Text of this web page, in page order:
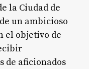
la Ciudad de
un ambicioso
el objetivo de
de aficionados